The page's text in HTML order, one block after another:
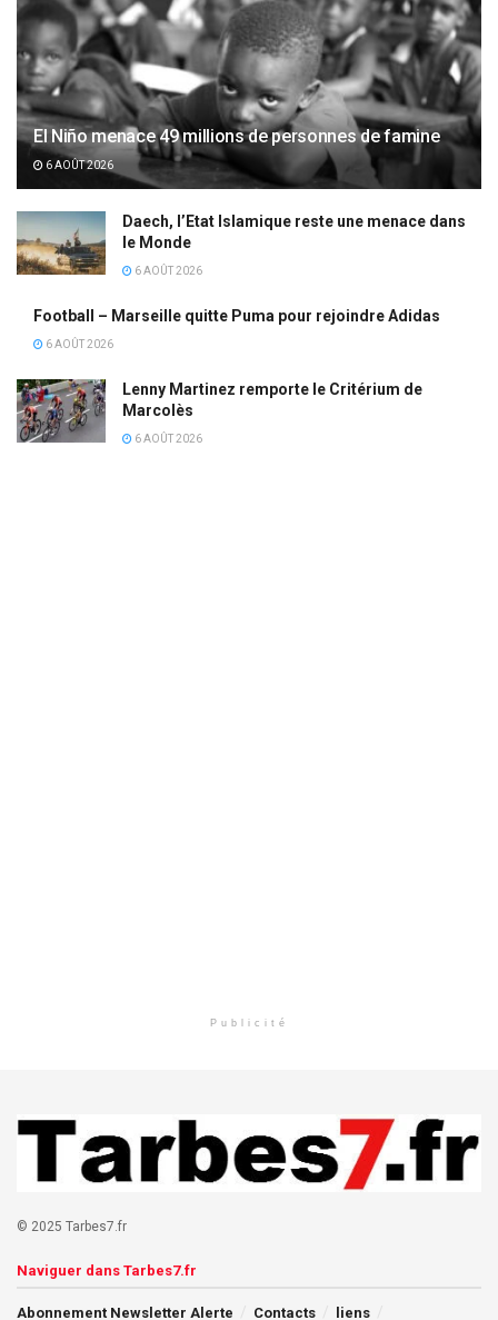
El Niño menace 49 millions de personnes de famine
6 AOÛT 2026
Daech, l’Etat Islamique reste une menace dans
le Monde
6 AOÛT 2026
Football – Marseille quitte Puma pour rejoindre Adidas
6 AOÛT 2026
Lenny Martinez remporte le Critérium de
Marcolès
6 AOÛT 2026
Publicité
© 2025 Tarbes7.fr
Naviguer dans Tarbes7.fr
Abonnement Newsletter Alerte Contacts liens